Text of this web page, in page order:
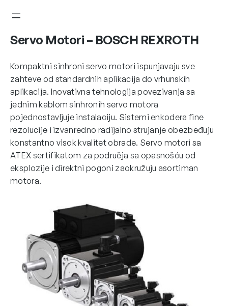
Servo Motori – BOSCH REXROTH
Kompaktni sinhroni servo motori ispunjavaju sve
zahteve od standardnih aplikacija do vrhunskih
aplikacija. Inovativna tehnologija povezivanja sa
jednim kablom sinhronih servo motora
pojednostavljuje instalaciju. Sistemi enkodera fine
rezolucije i izvanredno radijalno strujanje obezbeđuju
konstantno visok kvalitet obrade. Servo motori sa
ATEX sertifikatom za područja sa opasnošću od
eksplozije i direktni pogoni zaokružuju asortiman
motora.